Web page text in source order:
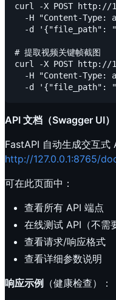
curl -X POST http://
-H "Content-Type:
-d '{"file_path":
# 提取视频关键帧截图
curl -X POST http://
-H "Content-Type:
API 文档（Swagger UI）
FastAPI 自动生成交互式
http://127.0.0.1:8765/
可在此页面中：
查看所有 API 端点
在线测试 API（不需
查看请求/响应格式
查看详细参数说明
响应示例 （健康检查）：